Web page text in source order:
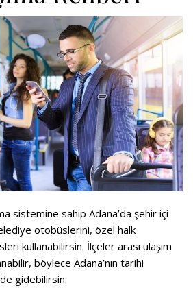
sistemine sahip Adana’da şehir içi
otobüslerini, özel halk
kullanabilirsin. İlçeler arası ulaşım
böylece Adana’nın tarihi
gidebilirsin.